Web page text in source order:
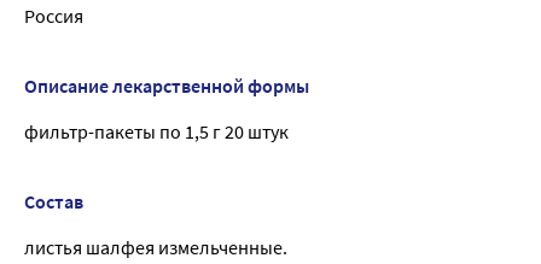
Россия
Описание лекарственной формы
фильтр-пакеты по 1,5 г 20 штук
Состав
листья шалфея измельченные.